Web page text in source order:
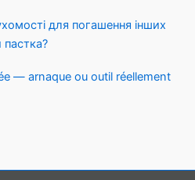
для погашення інших
пастка?
— arnaque ou outil réellement